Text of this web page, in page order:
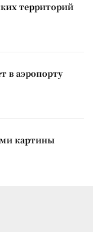
территорий
в аэропорту
картины